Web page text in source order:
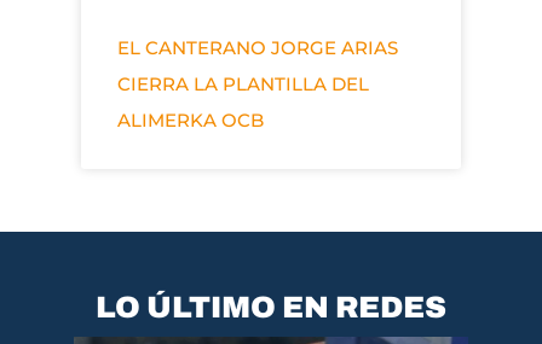
EL CANTERANO JORGE ARIAS
CIERRA LA PLANTILLA DEL
ALIMERKA OCB
LO ÚLTIMO EN REDES